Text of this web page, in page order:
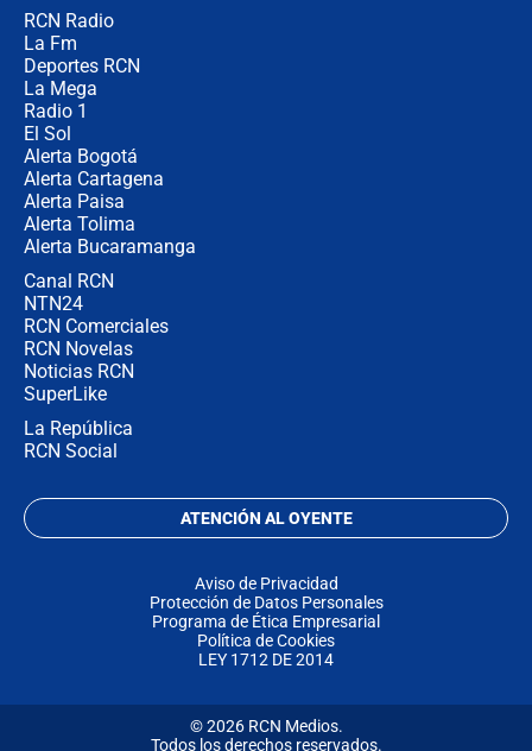
RCN Radio
La Fm
Deportes RCN
La Mega
Radio 1
El Sol
Alerta Bogotá
Alerta Cartagena
Alerta Paisa
Alerta Tolima
Alerta Bucaramanga
Canal RCN
NTN24
RCN Comerciales
RCN Novelas
Noticias RCN
SuperLike
La República
RCN Social
ATENCIÓN AL OYENTE
Aviso de Privacidad
Protección de Datos Personales
Programa de Ética Empresarial
Política de Cookies
LEY 1712 DE 2014
© 2026 RCN Medios.
Todos los derechos reservados.